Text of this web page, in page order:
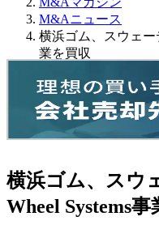
M&Aニュース
横浜ゴム、スウェー
業を買収
横浜ゴム、スウ
Wheel Systems